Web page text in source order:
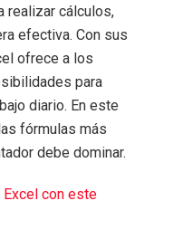
realizar cálculos,
efectiva. Con sus
ofrece a los
para
diario. En este
fórmulas más
debe dominar.
Excel con este